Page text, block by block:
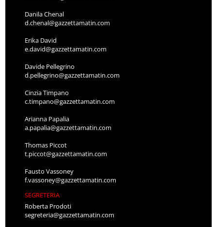
Danila Chenal
d.chenal@gazzettamatin.com
Erika David
e.david@gazzettamatin.com
Davide Pellegrino
d.pellegrino@gazzettamatin.com
Cinzia Timpano
c.timpano@gazzettamatin.com
Arianna Papalia
a.papalia@gazzettamatin.com
Thomas Piccot
t.piccot@gazzettamatin.com
Fausto Vassoney
f.vassoney@gazzettamatin.com
SEGRETERIA
Roberta Prodoti
segreteria@gazzettamatin.com